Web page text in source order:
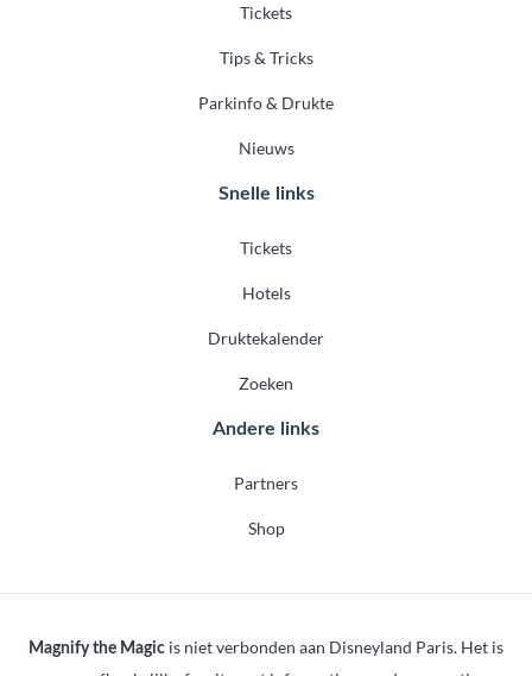
Tickets
Tips & Tricks
Parkinfo & Drukte
Nieuws
Snelle links
Tickets
Hotels
Druktekalender
Zoeken
Andere links
Partners
Shop
Magnify the Magic is niet verbonden aan Disneyland Paris. Het is